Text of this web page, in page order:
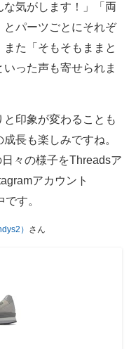
気がします！」「両
とパーツごとにそれぞ
た「そもそもままと
った声も寄せられま
印象が変わることも
長も楽しみですね。
々の様子をThreadsア
アカウント
す。
） さん